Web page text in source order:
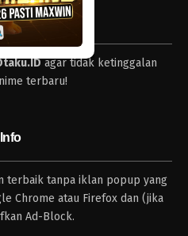
agar tidak ketinggalan
terbaru!
Info
terbaik tanpa iklan popup yang
Chrome atau Firefox dan (jika
Ad-Block.